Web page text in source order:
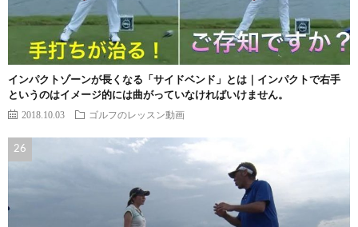
インパクトゾーンが長くなる「サイドベンド」とは｜インパクトで右手
というのはイメージ的には曲がっていなければいけません。
2018.10.03 ゴルフのレッスン動画